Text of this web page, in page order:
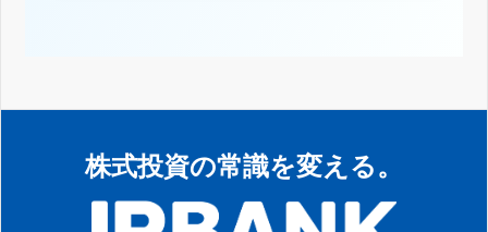
株式投資の常識を変える。